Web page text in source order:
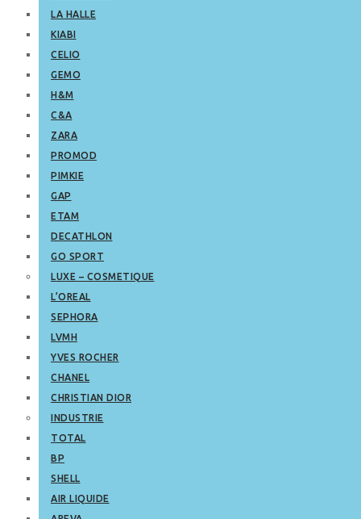
LA HALLE
KIABI
CELIO
GEMO
H&M
C&A
ZARA
PROMOD
PIMKIE
GAP
ETAM
DECATHLON
GO SPORT
LUXE – COSMETIQUE
L’OREAL
SEPHORA
LVMH
YVES ROCHER
CHANEL
CHRISTIAN DIOR
INDUSTRIE
TOTAL
BP
SHELL
AIR LIQUIDE